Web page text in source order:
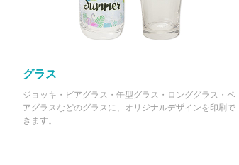
グラス
ジョッキ・ビアグラス・缶型グラス・ロンググラス・ペ
アグラスなどのグラスに、オリジナルデザインを印刷で
きます。